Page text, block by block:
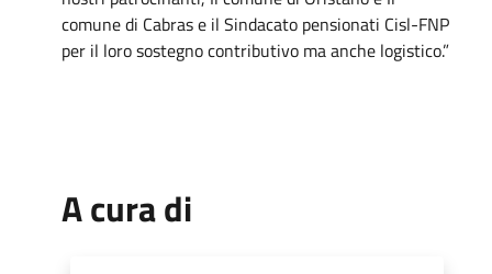
comune di Cabras e il Sindacato pensionati Cisl-FNP
per il loro sostegno contributivo ma anche logistico.”
A cura di